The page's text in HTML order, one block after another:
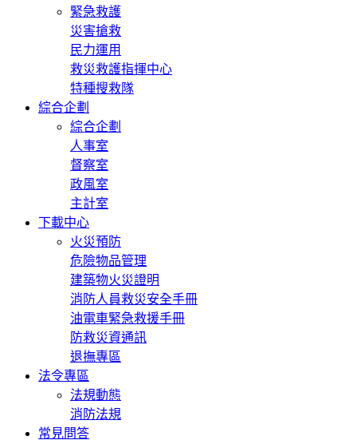
緊急救護
災害搶救
民力運用
救災救護指揮中心
特種搜救隊
綜合企劃
綜合企劃
人事室
督察室
政風室
主計室
下載中心
火災預防
危險物品管理
建築物火災證明
消防人員救災安全手冊
油電車緊急救援手冊
防救災資通訊
退撫專區
法令專區
法規動態
消防法規
常見問答